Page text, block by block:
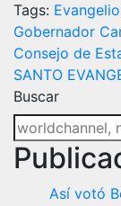
Tags:
de
Gobernador
Consejo de
SANTO
Buscar
Así votó